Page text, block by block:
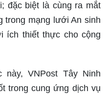
đặc biệt là cùng ra mắt
trong mạng lưới An sinh
ích thiết thực cho cộng
VNPost Tây Ninh
trong cung ứng dịch vụ